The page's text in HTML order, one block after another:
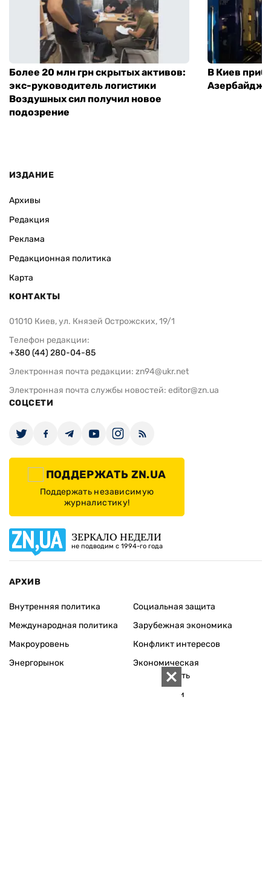
Более 20 млн грн скрытых активов:
экс-руководитель логистики
Воздушных сил получил новое
подозрение
В Киев
ИЗДАНИЕ
Архивы
Редакция
Реклама
Редакционная политика
Карта
КОНТАКТЫ
01010 Киев, ул. Князей Острожских, 19/1
Телефон редакции:
+380 (44) 280-04-85
Электронная почта редакции: zn94@ukr.net
Электронная почта службы новостей: editor@zn.ua
СОЦСЕТИ
ПОДДЕРЖАТЬ ZN.UA
Поддержать независимую
журналистику!
ЗЕРКАЛО НЕДЕЛИ
не подводим с 1994-го года
АРХИВ
Внутренняя политика
Международная политика
Макроуровень
Энергорынок
Социальная защита
Зарубежная экономика
Конфликт интересов
Экономическая
безопасность
Персоналии